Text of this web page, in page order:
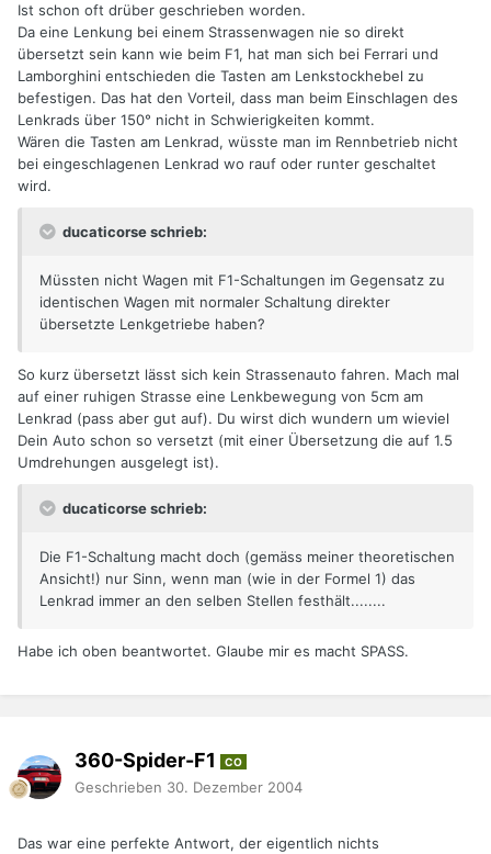
Ist schon oft drüber geschrieben worden.
Da eine Lenkung bei einem Strassenwagen nie so direkt
übersetzt sein kann wie beim F1, hat man sich bei Ferrari und
Lamborghini entschieden die Tasten am Lenkstockhebel zu
befestigen. Das hat den Vorteil, dass man beim Einschlagen des
Lenkrads über 150° nicht in Schwierigkeiten kommt.
Wären die Tasten am Lenkrad, wüsste man im Rennbetrieb nicht
bei eingeschlagenen Lenkrad wo rauf oder runter geschaltet
wird.
ducaticorse schrieb:
Müssten nicht Wagen mit F1-Schaltungen im Gegensatz zu
identischen Wagen mit normaler Schaltung direkter
übersetzte Lenkgetriebe haben?
So kurz übersetzt lässt sich kein Strassenauto fahren. Mach mal
auf einer ruhigen Strasse eine Lenkbewegung von 5cm am
Lenkrad (pass aber gut auf). Du wirst dich wundern um wieviel
Dein Auto schon so versetzt (mit einer Übersetzung die auf 1.5
Umdrehungen ausgelegt ist).
ducaticorse schrieb:
Die F1-Schaltung macht doch (gemäss meiner theoretischen
Ansicht!) nur Sinn, wenn man (wie in der Formel 1) das
Lenkrad immer an den selben Stellen festhält........
Habe ich oben beantwortet. Glaube mir es macht SPASS.
360-Spider-F1 CO
Geschrieben 30. Dezember 2004
Das war eine perfekte Antwort, der eigentlich nichts